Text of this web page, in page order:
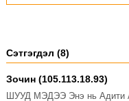
Сэтгэгдэл (8)
Зочин (105.113.18.93)
ШУУД МЭДЭЭ Энэ нь Адити